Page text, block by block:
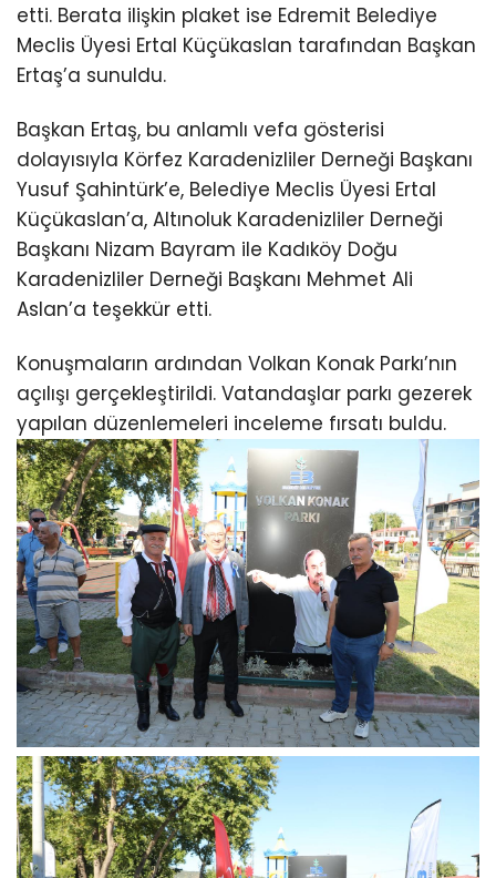
etti. Berata ilişkin plaket ise Edremit Belediye
Meclis Üyesi Ertal Küçükaslan tarafından Başkan
Ertaş’a sunuldu.
Başkan Ertaş, bu anlamlı vefa gösterisi
dolayısıyla Körfez Karadenizliler Derneği Başkanı
Yusuf Şahintürk’e, Belediye Meclis Üyesi Ertal
Küçükaslan’a, Altınoluk Karadenizliler Derneği
Başkanı Nizam Bayram ile Kadıköy Doğu
Karadenizliler Derneği Başkanı Mehmet Ali
Aslan’a teşekkür etti.
Konuşmaların ardından Volkan Konak Parkı’nın
açılışı gerçekleştirildi. Vatandaşlar parkı gezerek
yapılan düzenlemeleri inceleme fırsatı buldu.